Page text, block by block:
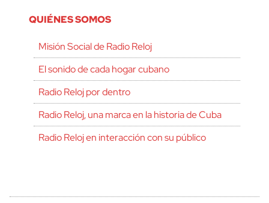
QUIÉNES SOMOS
Misión Social de Radio Reloj
El sonido de cada hogar cubano
Radio Reloj por dentro
Radio Reloj, una marca en la historia de Cuba
Radio Reloj en interacción con su público